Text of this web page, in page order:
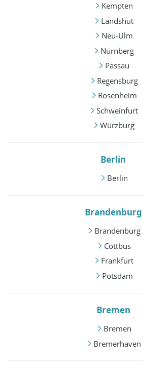
Kempten
Landshut
Neu-Ulm
Nürnberg
Passau
Regensburg
Rosenheim
Schweinfurt
Würzburg
Berlin
Berlin
Brandenburg
Brandenburg
Cottbus
Frankfurt
Potsdam
Bremen
Bremen
Bremerhaven